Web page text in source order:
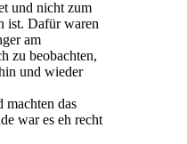
und nicht zum
ist. Dafür waren
am
zu beobachten,
und wieder
machten das
war es eh recht